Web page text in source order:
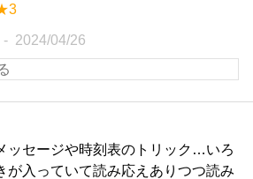
2024/04/26
ッセージや時刻表のトリック…いろ
が入っていて読み応えありつつ読み